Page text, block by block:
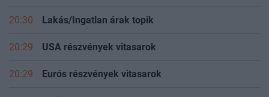
20:30 Lakás/Ingatlan árak topik
20:29 USA részvények vitasarok
20:29 Eurós részvények vitasarok